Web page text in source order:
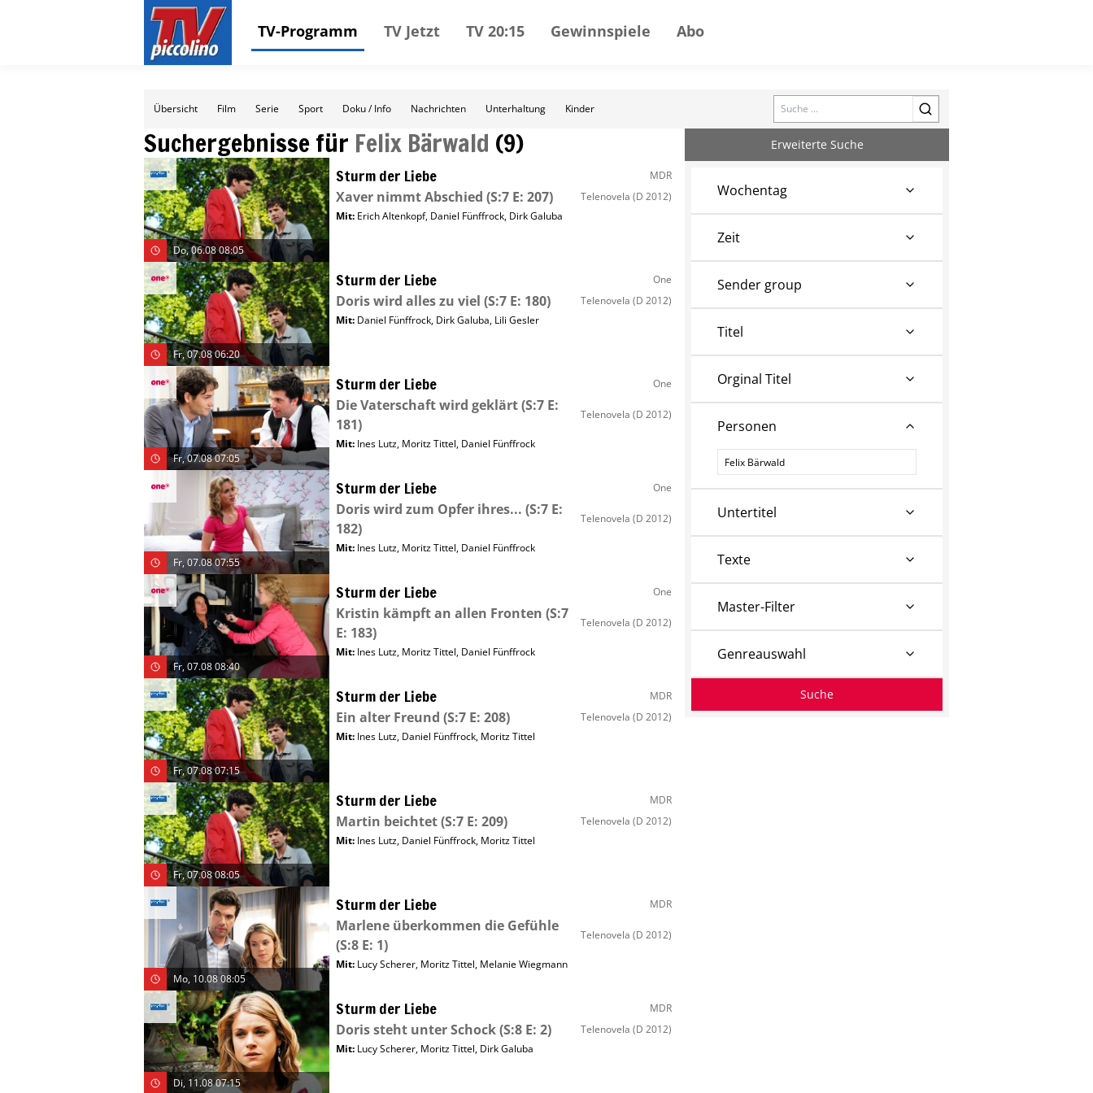
TV-Programm TV Jetzt TV 20:15 Gewinnspiele Abo
Übersicht Film Serie Sport Doku / Info Nachrichten Unterhaltung Kinder Search
Suchergebnisse für Felix Bärwald (9)
Do, 06.08 08:05
Sturm der Liebe MDR
Xaver nimmt Abschied (S:7 E: 207) Telenovela (D 2012)
Mit: Erich Altenkopf, Daniel Fünffrock, Dirk Galuba
Fr, 07.08 06:20
Sturm der Liebe One
Doris wird alles zu viel (S:7 E: 180) Telenovela (D 2012)
Mit: Daniel Fünffrock, Dirk Galuba, Lili Gesler
Fr, 07.08 07:05
Sturm der Liebe One
Die Vaterschaft wird geklärt(S:7 E:
181)
Telenovela (D 2012)
Mit: Ines Lutz, Moritz Tittel, Daniel Fünffrock
Fr, 07.08 07:55
Sturm der Liebe One
Doris wird zum Opfer ihres... (S:7 E:
182)
Telenovela (D 2012)
Mit: Ines Lutz, Moritz Tittel, Daniel Fünffrock
Fr, 07.08 08:40
Sturm der Liebe One
Kristin kämpft an allen Fronten (S:7
E: 183)
Telenovela (D 2012)
Mit: Ines Lutz, Moritz Tittel, Daniel Fünffrock
Fr, 07.08 07:15
Sturm der Liebe MDR
Ein alter Freund (S:7 E: 208) Telenovela (D 2012)
Mit: Ines Lutz, Daniel Fünffrock, Moritz Tittel
Fr, 07.08 08:05
Sturm der Liebe MDR
Martin beichtet(S:7 E: 209) Telenovela (D 2012)
Mit: Ines Lutz, Daniel Fünffrock, Moritz Tittel
Mo, 10.08 08:05
Sturm der Liebe MDR
Marlene überkommen die Gefühle
(S:8 E: 1)
Telenovela (D 2012)
Mit: Lucy Scherer, Moritz Tittel, Melanie Wiegmann
Di, 11.08 07:15
Sturm der Liebe MDR
Doris steht unter Schock(S:8 E: 2) Telenovela (D 2012)
Mit: Lucy Scherer, Moritz Tittel, Dirk Galuba
Erweiterte Suche
Wochentag
Zeit
Sender group
Titel
Orginal Titel
Personen
Personen
Untertitel
Texte
Master-Filter
Genreauswahl
Suche